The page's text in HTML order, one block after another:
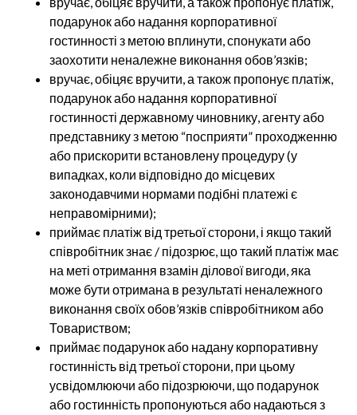
подарунок або надання корпоративної
гостинності з метою вплинути, спонукати або
заохотити неналежне виконання обов’язків;
вручає, обіцяє вручити, а також пропонує платіж,
подарунок або надання корпоративної
гостинності державному чиновнику, агенту або
представнику з метою “посприяти” проходженню
або прискорити встановлену процедуру (у
випадках, коли відповідно до місцевих
законодавчими нормами подібні платежі є
неправомірними);
приймає платіж від третьої сторони, і якщо такий
співробітник знає / підозрює, що такий платіж має
на меті отримання взамін ділової вигоди, яка
може бути отримана в результаті неналежного
виконання своїх обов’язків співробітником або
Товариством;
приймає подарунок або надану корпоративну
гостинність від третьої сторони, при цьому
усвідомлюючи або підозрюючи, що подарунок
або гостинність пропонуються або надаються з